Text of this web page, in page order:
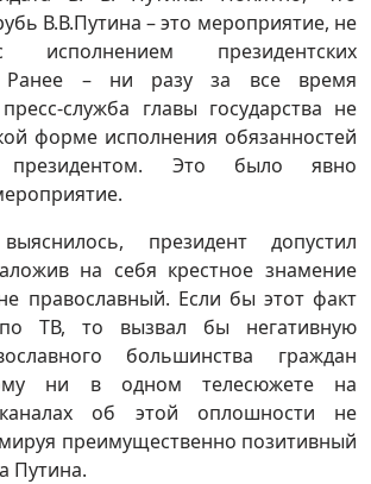
В.В.Путина – это мероприятие, не
исполнением президентских
Ранее – ни разу за все время
служба главы государства не
форме исполнения обязанностей
президентом. Это было явно
президент допустил
на себя крестное знамение
православный. Если бы этот факт
ТВ, то вызвал бы негативную
большинства граждан
ни в одном телесюжете на
об этой оплошности не
преимущественно позитивный
Путина.